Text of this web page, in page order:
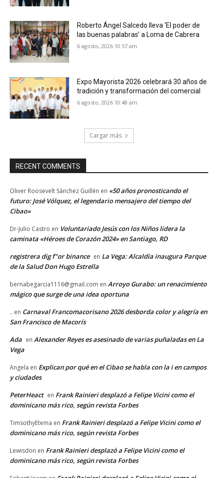
Roberto Ángel Salcedo lleva ‘El poder de
las buenas palabras’ a Loma de Cabrera
6 agosto, 2026 10:57 am
Expo Mayorista 2026 celebrará 30 años de
tradición y transformación del comercial
6 agosto, 2026 10:48 am
Cargar más
RECENT COMMENTS
Oliver Roosevelt Sánchez Guillén en «50 años pronosticando el
futuro: José Vólquez, el legendario mensajero del tiempo del
Cibao»
Dr-Julio Castro en Voluntariado Jesús con los Niños lidera la
caminata «Héroes de Corazón 2024» en Santiago, RD
registrera dig f"or binance en La Vega: Alcaldía inaugura Parque
de la Salud Don Hugo Estrella
bernabegarcia1116@gmail.com en Arroyo Gurabo: un renacimiento
mágico que surge de una idea oportuna
.. en Carnaval Francomacorisano 2026 desborda color y alegría en
San Francisco de Macorís
Ada en Alexander Reyes es asesinado de varias puñaladas en La
Vega
Angela en Explican por qué en el Cibao se habla con la i en campos
y ciudades
PeterHeact en Frank Rainieri desplazó a Felipe Vicini como el
dominicano más rico, según revista Forbes
TimsothyEtema en Frank Rainieri desplazó a Felipe Vicini como el
dominicano más rico, según revista Forbes
Lewisdon en Frank Rainieri desplazó a Felipe Vicini como el
dominicano más rico, según revista Forbes